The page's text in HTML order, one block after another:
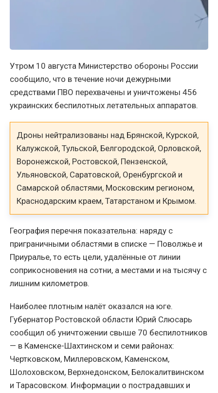
Утром 10 августа Министерство обороны России
сообщило, что в течение ночи дежурными
средствами ПВО перехвачены и уничтожены 456
украинских беспилотных летательных аппаратов.
Дроны нейтрализованы над Брянской, Курской,
Калужской, Тульской, Белгородской, Орловской,
Воронежской, Ростовской, Пензенской,
Ульяновской, Саратовской, Оренбургской и
Самарской областями, Московским регионом,
Краснодарским краем, Татарстаном и Крымом.
География перечня показательна: наряду с
приграничными областями в списке — Поволжье и
Приуралье, то есть цели, удалённые от линии
соприкосновения на сотни, а местами и на тысячу с
лишним километров.
Наиболее плотным налёт оказался на юге.
Губернатор Ростовской области Юрий Слюсарь
сообщил об уничтожении свыше 70 беспилотников
— в Каменске-Шахтинском и семи районах:
Чертковском, Миллеровском, Каменском,
Шолоховском, Верхнедонском, Белокалитвинском
и Тарасовском. Информации о пострадавших и